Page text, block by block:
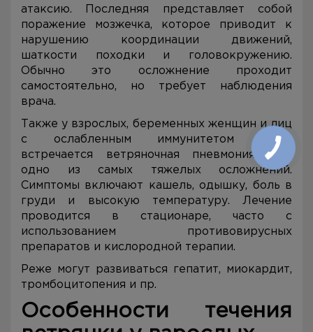
атаксию. Последняя представляет собой
поражение мозжечка, которое приводит к
нарушению координации движений,
шаткости походки и головокружению.
Обычно это осложнение проходит
самостоятельно, но требует наблюдения
врача.
Также у взрослых, беременных женщин и лиц
с ослабленным иммунитетом часто
встречается ветряночная пневмония. Это
одно из самых тяжелых осложнений.
Симптомы включают кашель, одышку, боль в
груди и высокую температуру. Лечение
проводится в стационаре, часто с
использованием противовирусных
препаратов и кислородной терапии.
Реже могут развиваться гепатит, миокардит,
тромбоцитопения и пр.
Особенности течения